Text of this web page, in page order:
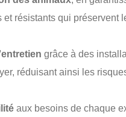
et résistants qui préservent
grâce à des
réduisant ainsi les
aux besoins de chaque